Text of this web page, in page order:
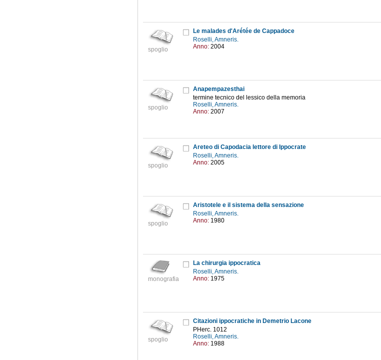
spoglio
Le malades d'Arétée de Cappadoce
Roselli, Amneris.
Anno: 2004
spoglio
Anapempazesthai
termine tecnico del lessico della memoria
Roselli, Amneris.
Anno: 2007
spoglio
Areteo di Capodacia lettore di Ippocrate
Roselli, Amneris.
Anno: 2005
spoglio
Aristotele e il sistema della sensazione
Roselli, Amneris.
Anno: 1980
monografia
La chirurgia ippocratica
Roselli, Amneris.
Anno: 1975
spoglio
Citazioni ippocratiche in Demetrio Lacone
PHerc. 1012
Roselli, Amneris.
Anno: 1988